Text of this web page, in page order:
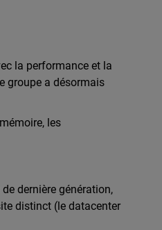
la performance et la
groupe a désormais
les
dernière génération,
distinct (le datacenter